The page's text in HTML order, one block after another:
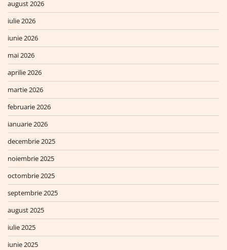
august 2026
iulie 2026
iunie 2026
mai 2026
aprilie 2026
martie 2026
februarie 2026
ianuarie 2026
decembrie 2025
noiembrie 2025
octombrie 2025
septembrie 2025
august 2025
iulie 2025
iunie 2025